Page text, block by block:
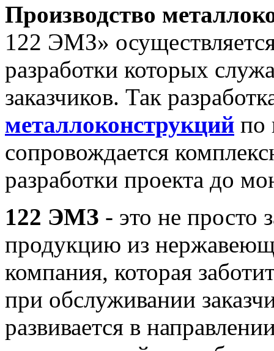
Производство
122 ЭМЗ»
разработки которых
заказчиков. Так
металлоконструкций по
сопровождается
разработки проекта до
122 ЭМЗ - это не просто
продукцию из
компания, которая
при обслуживании
развивается в